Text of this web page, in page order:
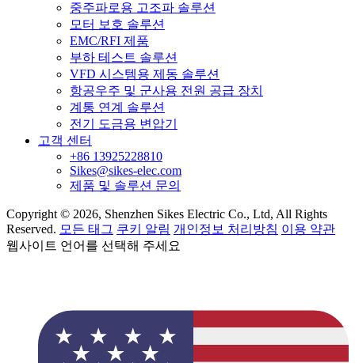
중주파로용 고조파 솔루션
모터 보호 솔루션
EMC/RFI 제품
부하 테스트 솔루션
VFD 시스템용 제동 솔루션
항공우주 및 군사용 전원 공급 장치
계통 연계 솔루션
전기 도금용 변압기
고객 센터
+86 13925228810
Sikes@sikes-elec.com
제품 및 솔루션 문의
Copyright © 2026, Shenzhen Sikes Electric Co., Ltd, All Rights
Reserved. 모든 태그 쿠키 알림 개인정보 처리방침 이용 약관
웹사이트 언어를 선택해 주세요